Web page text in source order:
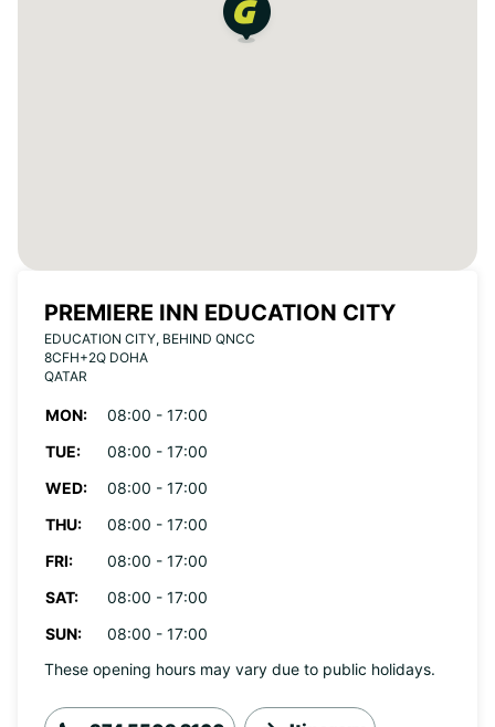
PREMIERE INN EDUCATION CITY
EDUCATION CITY, BEHIND QNCC
8CFH+2Q DOHA
QATAR
MON:
08:00 - 17:00
TUE:
08:00 - 17:00
WED:
08:00 - 17:00
THU:
08:00 - 17:00
FRI:
08:00 - 17:00
SAT:
08:00 - 17:00
SUN:
08:00 - 17:00
These opening hours may vary due to public holidays.